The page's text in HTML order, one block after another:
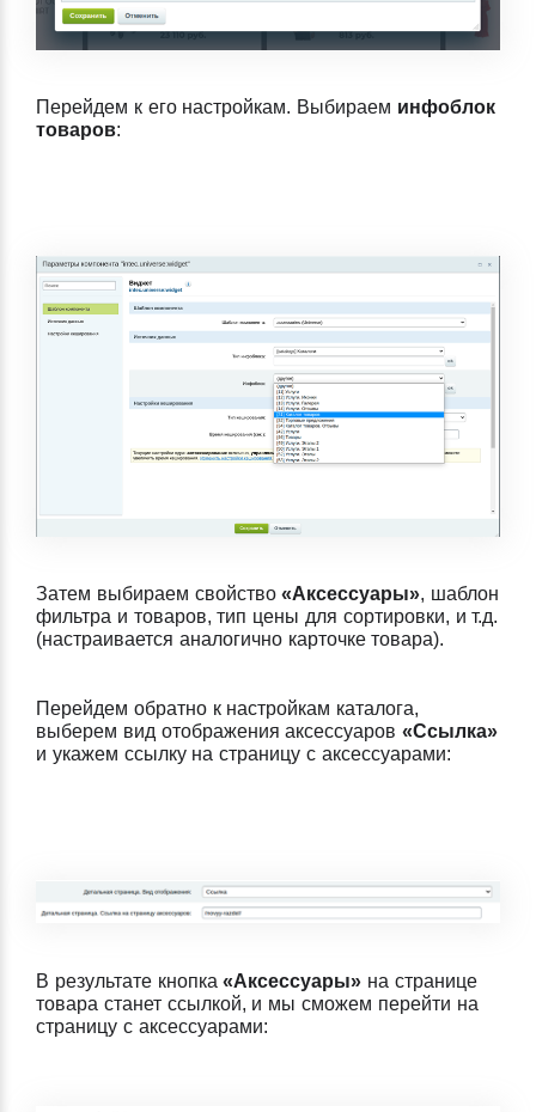
Перейдем к его настройкам. Выбираем инфоблок
товаров:
Затем выбираем свойство«Аксессуары», шаблон
фильтра и товаров, тип цены для сортировки, и т.д.
(настраивается аналогично карточке товара).
Перейдем обратно к настройкам каталога,
выберем вид отображения аксессуаров«Ссылка»
и укажем ссылку на страницу с аксессуарами:
В результате кнопка«Аксессуары» на странице
товара станет ссылкой, и мы сможем перейти на
страницу с аксессуарами: